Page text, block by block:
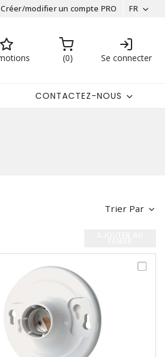
Créer/modifier un compte PRO FR
0 Se connecter
CONTACTEZ-NOUS
Trier Par